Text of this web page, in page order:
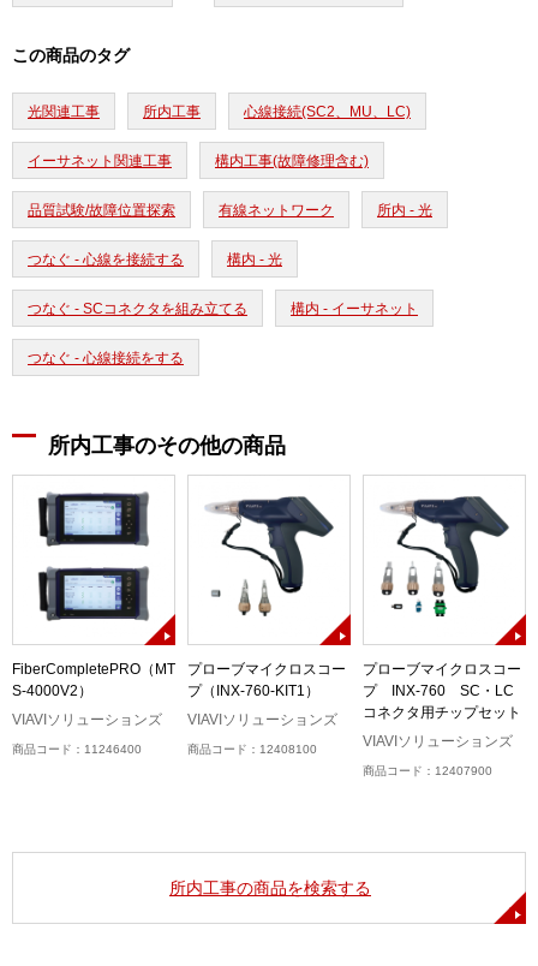
この商品のタグ
光関連工事 所内工事 心線接続(SC2、MU、LC)
イーサネット関連工事 構内工事(故障修理含む)
品質試験/故障位置探索 有線ネットワーク 所内 - 光
つなぐ - 心線を接続する 構内 - 光
つなぐ - SCコネクタを組み立てる 構内 - イーサネット
つなぐ - 心線接続をする
所内工事のその他の商品
FiberCompletePRO（MT
S-4000V2）
VIAVIソリューションズ
商品コード：11246400
プローブマイクロスコー
プ（INX-760-KIT1）
VIAVIソリューションズ
商品コード：12408100
プローブマイクロスコー
プ INX-760 SC・LC
コネクタ用チップセット
VIAVIソリューションズ
商品コード：12407900
所内工事の商品を検索する